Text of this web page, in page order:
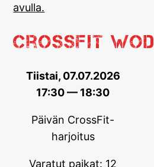
avulla.
CrossFit WOD
Tiistai, 07.07.2026
17:30 — 18:30
Päivän CrossFit-
harjoitus
Varatut paikat: 12